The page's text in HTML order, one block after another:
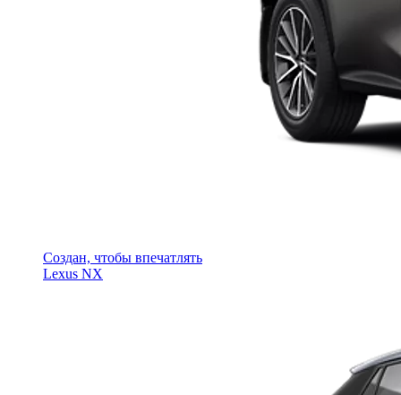
Создан, чтобы впечатлять
Lexus NX